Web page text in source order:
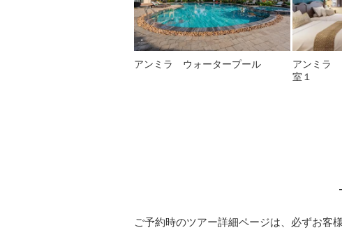
アンミラ ウォータープール
アンミラ
室１
ご予約時のツアー詳細ページは、必ずお客